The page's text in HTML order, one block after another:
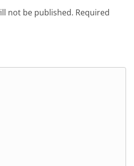
not be published. Required